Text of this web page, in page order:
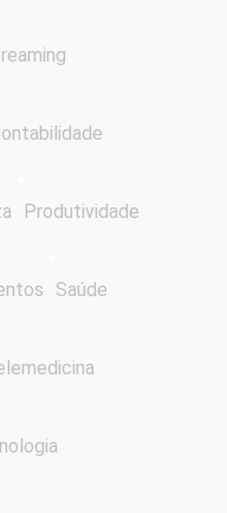
Produtividade
Saúde